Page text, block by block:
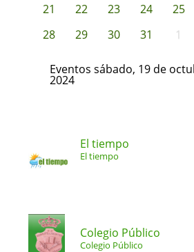
21
22 23 24 25
28
29 30 31 1
Eventos sábado, 19 de
2024
El tiempo
El tiempo
Colegio Público
Colegio Público